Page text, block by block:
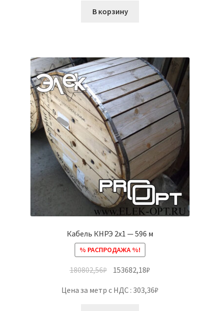
В корзину
Кабель КНРЭ 2х1 — 596 м
% РАСПРОДАЖА %!
180802,56₽ 153682,18₽
Цена за метр с НДС : 303,36₽